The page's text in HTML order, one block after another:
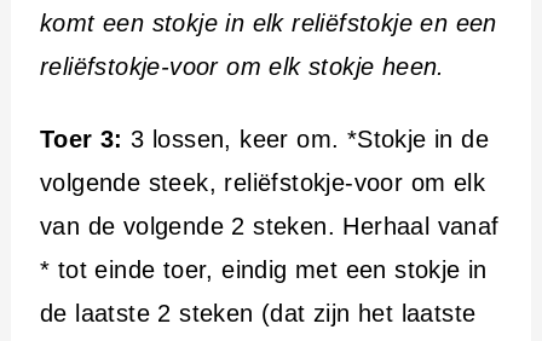
komt een stokje in elk reliëfstokje en een
reliëfstokje-voor om elk stokje heen.
Toer 3:3 lossen, keer om. *Stokje in de
volgende steek, reliëfstokje-voor om elk
van de volgende 2 steken. Herhaal vanaf
* tot einde toer, eindig met een stokje in
de laatste 2 steken (dat zijn het laatste